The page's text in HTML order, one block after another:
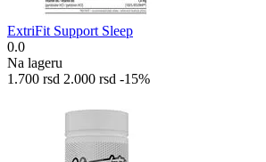
ExtriFit Support Sleep
0.0
Na lageru
1.700 rsd 2.000 rsd -15%